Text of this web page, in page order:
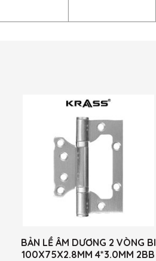
BẢN LỀ ÂM DƯƠNG 2 VÒNG BI
100X75X2.8MM 4*3.0MM 2BB